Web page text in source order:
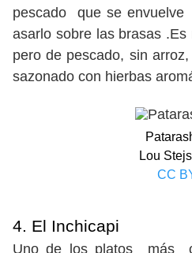
pescado que se
asarlo sobre las brasas
pero de pescado, sin
sazonado con hierbas
Lou
CC
4. El Inchicapi
Uno de los platos más